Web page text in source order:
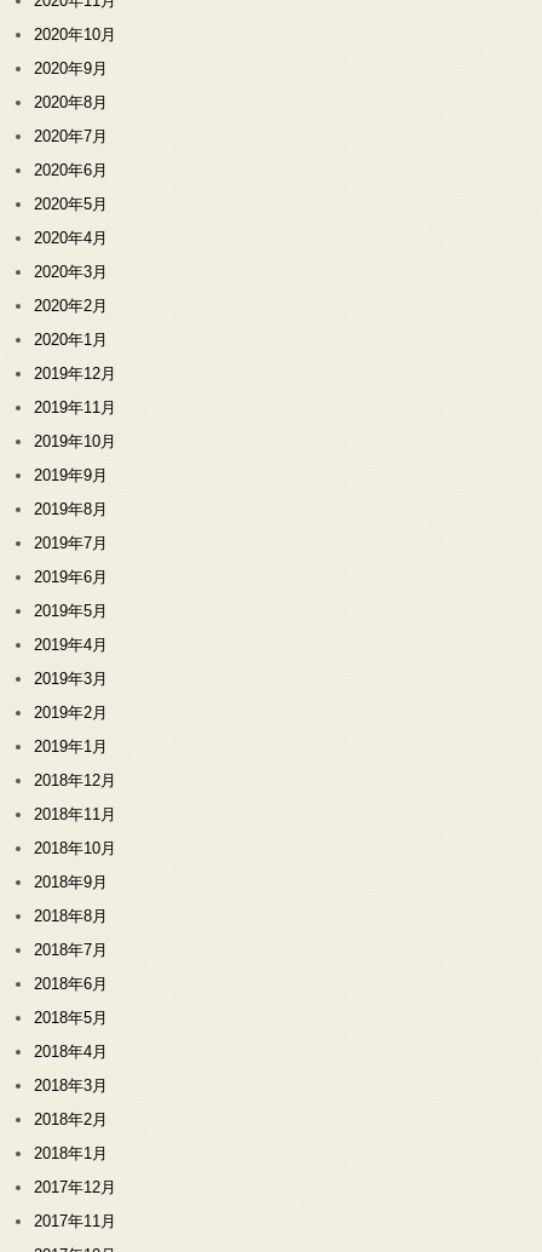
2020年10月
2020年9月
2020年8月
2020年7月
2020年6月
2020年5月
2020年4月
2020年3月
2020年2月
2020年1月
2019年12月
2019年11月
2019年10月
2019年9月
2019年8月
2019年7月
2019年6月
2019年5月
2019年4月
2019年3月
2019年2月
2019年1月
2018年12月
2018年11月
2018年10月
2018年9月
2018年8月
2018年7月
2018年6月
2018年5月
2018年4月
2018年3月
2018年2月
2018年1月
2017年12月
2017年11月